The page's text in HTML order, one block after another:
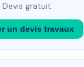
gratuit.
un devis travaux